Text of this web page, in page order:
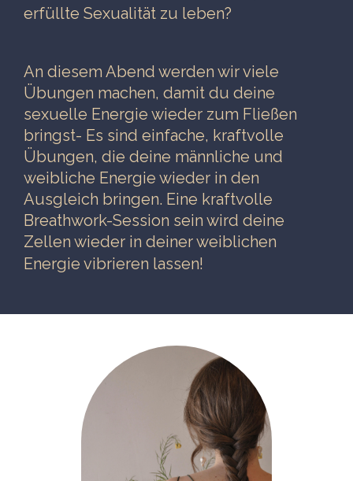
erfüllte Sexualität zu leben?
An diesem Abend werden wir viele
Übungen machen, damit du deine
sexuelle Energie wieder zum Fließen
bringst- Es sind einfache, kraftvolle
Übungen, die deine männliche und
weibliche Energie wieder in den
Ausgleich bringen. Eine kraftvolle
Breathwork-Session sein wird deine
Zellen wieder in deiner weiblichen
Energie vibrieren lassen!